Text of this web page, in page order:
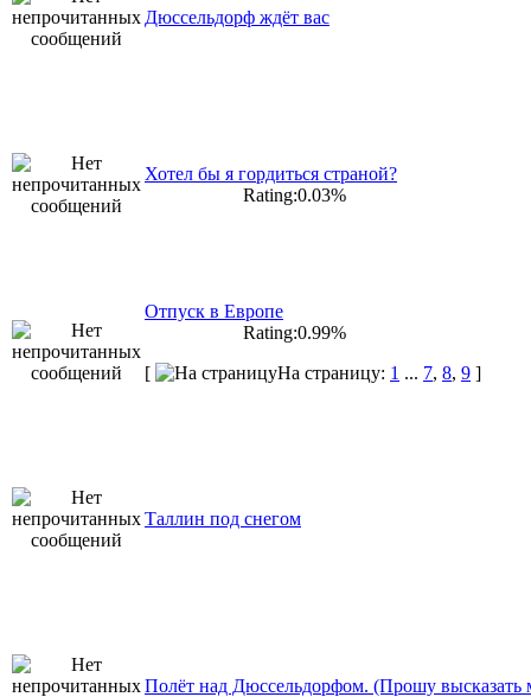
Дюссельдорф ждёт вас
Хотел бы я гордиться страной?
Rating:0.03%
Отпуск в Европе
Rating:0.99%
[
На страницу: 1 ... 7, 8, 9 ]
Таллин под снегом
Полёт над Дюссельдорфом. (Прошу высказать